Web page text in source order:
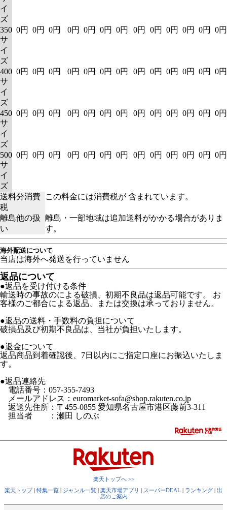
イ
ズ
350
サ
イ
ズ
0円 0円 0円 0円 0円 0円 0円 0円 0円 0円 0円 0円 0円
400
サ
イ
ズ
0円 0円 0円 0円 0円 0円 0円 0円 0円 0円 0円 0円 0円
450
サ
イ
ズ
0円 0円 0円 0円 0円 0円 0円 0円 0円 0円 0円 0円 0円
500
サ
イ
ズ
0円 0円 0円 0円 0円 0円 0円 0円 0円 0円 0円 0円 0円
送料分消費
税
この料金には消費税が 含まれています。
離島他の扱
い
離島・一部地域は追加送料がかかる場合がありま
す。
海外配送について
当店は海外へ発送を行っていません
返品について
●返品を受け付ける条件
輸送時の事故のによる破損、初期不良品は返品可能です。 お
客様のご都合による返品、または交換は承っておりません。
●返品の送料・手数料の負担について
破損品及び初期不良品は、当社が負担いたします。
●返金について
返品商品到着確認後、7日以内にご指定口座にお振込いたしま
す。
●返品連絡先
電話番号：057-355-7493
メールアドレス：euromarket-sofa@shop.rakuten.co.jp
返送先住所：〒455-0855 愛知県名古屋市港区藤前3-311
担当者 ：瀬田 しのぶ
楽天トップへ >>
楽天トップ| 特集一覧 | ジャンル一覧 | 楽天市場アプリ | スーパーDEAL | ランキング | 出
店のご案内